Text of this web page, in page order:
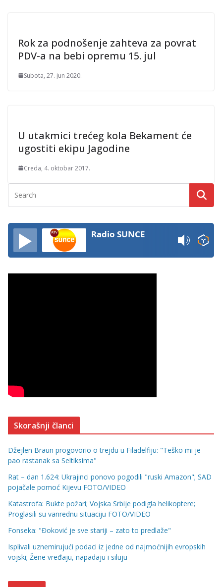
Rok za podnošenje zahteva za povrat
PDV-a na bebi opremu 15. jul
Subota, 27. jun 2020.
U utakmici trećeg kola Bekament će
ugostiti ekipu Jagodine
Creda, 4. oktobar 2017.
Radio SUNCE
Skorašnji članci
Džejlen Braun progovorio o trejdu u Filadelfiju: "Teško mi je
pao rastanak sa Seltiksima"
Rat – dan 1.624: Ukrajinci ponovo pogodili "ruski Amazon"; SAD
pojačale pomoć Kijevu FOTO/VIDEO
Katastrofa: Bukte požari; Vojska Srbije podigla helikoptere;
Proglasili su vanrednu situaciju FOTO/VIDEO
Fonseka: "Đoković je sve stariji – zato to predlaže"
Isplivali uznemirujući podaci iz jedne od najmoćnijih evropskih
vojski; Žene vređaju, napadaju i siluju